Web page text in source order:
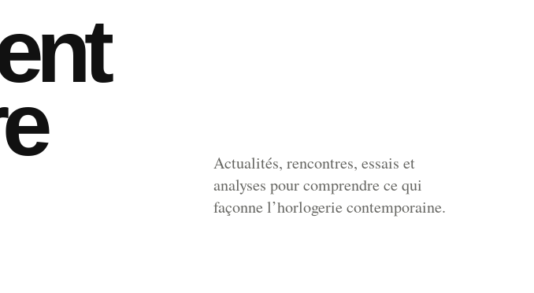
Actualités, rencontres, essais et
analyses pour comprendre ce qui
façonne l’horlogerie contemporaine.